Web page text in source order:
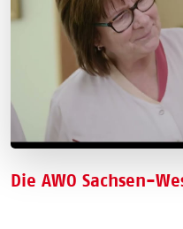
Die AWO Sachsen-